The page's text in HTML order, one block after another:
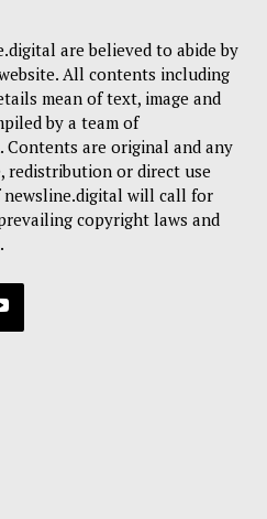
are believed to abide by
All contents including
mean of text, image and
by a team of
Contents are original and any
redistribution or direct use
will call for
copyright laws and